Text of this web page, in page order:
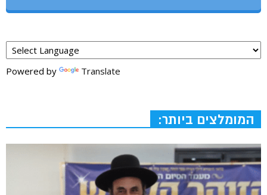
Powered by Translate
המומלצים ביותר: